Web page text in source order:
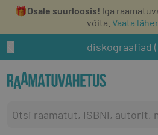
🎁Osale suurloosis! Iga
võita. Vaata
diskograafiad